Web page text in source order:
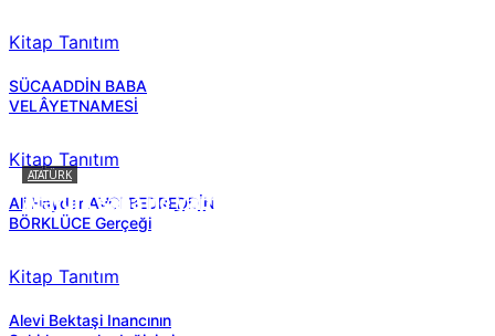
Kitap Tanıtım
SÜCAADDİN BABA
VELÂYETNAMESİ
Kitap Tanıtım
Ali Haydar AVCI BEDREDDİN
BÖRKLÜCE Gerçeği
Kitap Tanıtım
Alevi Bektaşi Inancının
ATATÜRK
Atatürk sana ne yaptı?